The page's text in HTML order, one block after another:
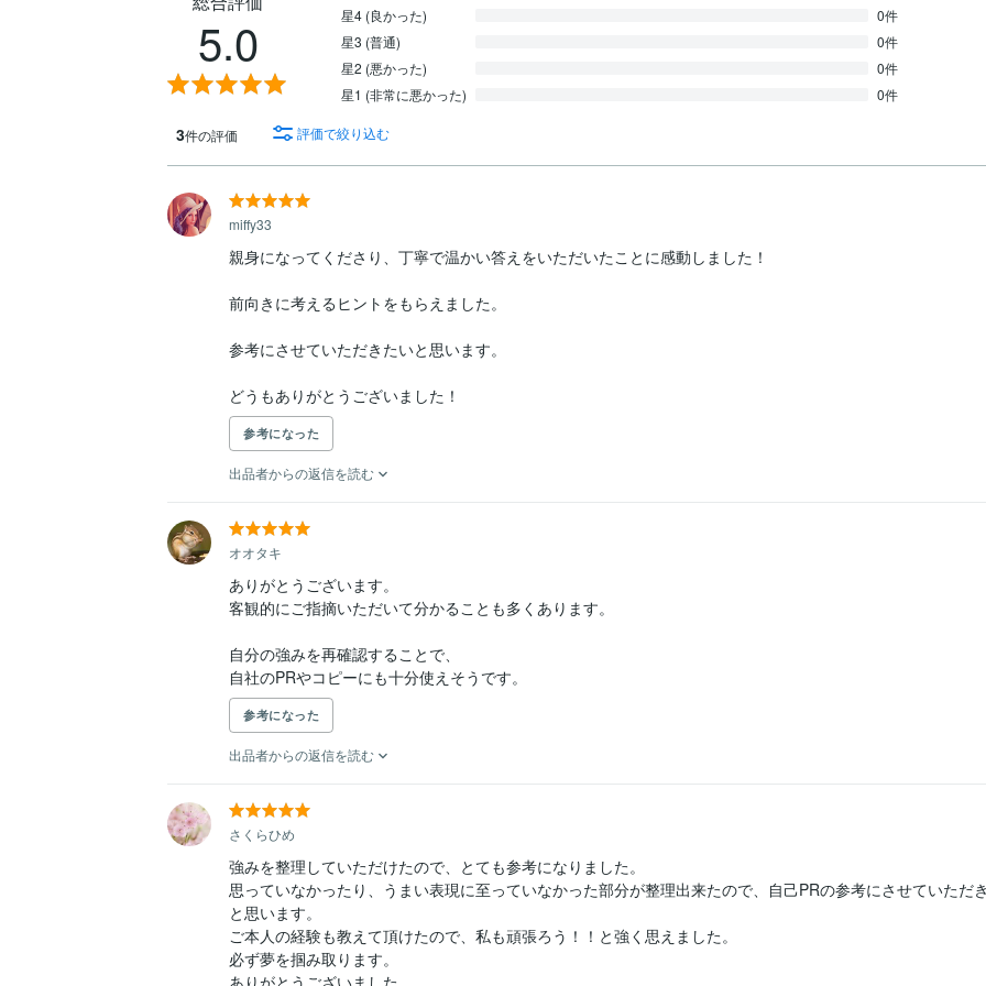
5.0
星4 (良かった)
0件
星3 (普通)
0件
星2 (悪かった)
0件
星1 (非常に悪かった)
0件
3件の評価 評価で絞り込む
miffy33
親身になってくださり、丁寧で温かい答えをいただいたことに感動しました！
前向きに考えるヒントをもらえました。
参考にさせていただきたいと思います。
どうもありがとうございました！
参考になった
出品者からの返信を読む
オオタキ
ありがとうございます。
客観的にご指摘いただいて分かることも多くあります。
自分の強みを再確認することで、
自社のPRやコピーにも十分使えそうです。
参考になった
出品者からの返信を読む
さくらひめ
強みを整理していただけたので、とても参考になりました。
思っていなかったり、うまい表現に至っていなかった部分が整理出来たので、自己PRの参考にさせていただ
と思います。
ご本人の経験も教えて頂けたので、私も頑張ろう！！と強く思えました。
必ず夢を掴み取ります。
ありがとうございました。